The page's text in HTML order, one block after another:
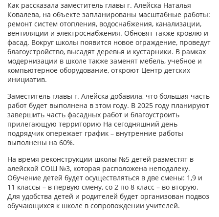
Как рассказала заместитель главы г. Алейска Наталья
Ковалева, на объекте запланированы масштабные работы:
ремонт систем отопления, водоснабжения, канализации,
вентиляции и электроснабжения. Обновят также кровлю и
фасад. Вокруг школы появится новое ограждение, проведут
благоустройство, высадят деревья и кустарники. В рамках
модернизации в школе также заменят мебель, учебное и
компьютерное оборудование, откроют Центр детских
инициатив.
Заместитель главы г. Алейска добавила, что большая часть
работ будет выполнена в этом году. В 2025 году планируют
завершить часть фасадных работ и благоустроить
прилегающую территорию На сегодняшний день
подрядчик опережает график – внутренние работы
выполнены на 60%.
На время реконструкции школы №5 детей разместят в
алейской СОШ №3, которая расположена неподалеку.
Обучение детей будет осуществляться в две смены: 1,9 и
11 классы – в первую смену, со 2 по 8 класс – во вторую.
Для удобства детей и родителей будет организован подвоз
обучающихся к школе в сопровождении учителей.